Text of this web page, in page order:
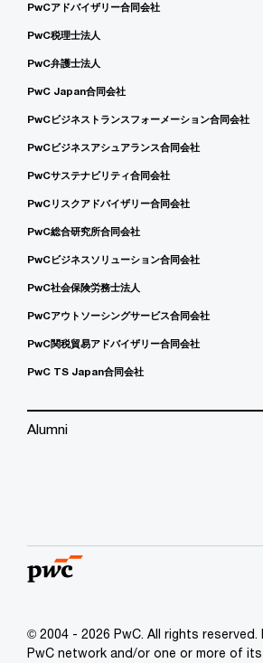
PwCアドバイザリー合同会社
PwC税理士法人
PwC弁護士法人
PwC Japan合同会社
PwCビジネストランスフォーメーション合同会社
PwCビジネスアシュアランス合同会社
PwCサステナビリティ合同会社
PwCリスクアドバイザリー合同会社
PwC総合研究所合同会社
PwCビジネスソリューション合同会社
PwC社会保険労務士法人
PwCアウトソーシングサービス合同会社
PwC関税貿易アドバイザリー合同会社
PwC TS Japan合同会社
Alumni
© 2004 - 2026 PwC. All rights
PwC network and/or one or more of its